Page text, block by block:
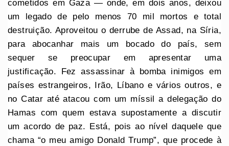
cometidos em Gaza — onde, em dois anos, deixou
um legado de pelo menos 70 mil mortos e total
destruição. Aproveitou o derrube de Assad, na Síria,
para abocanhar mais um bocado do país, sem
sequer se preocupar em apresentar uma
justificação. Fez assassinar à bomba inimigos em
países estrangeiros, Irão, Líbano e vários outros, e
no Catar até atacou com um míssil a delegação do
Hamas com quem estava supostamente a discutir
um acordo de paz. Está, pois ao nível daquele que
chama “o meu amigo Donald Trump”, que procede à